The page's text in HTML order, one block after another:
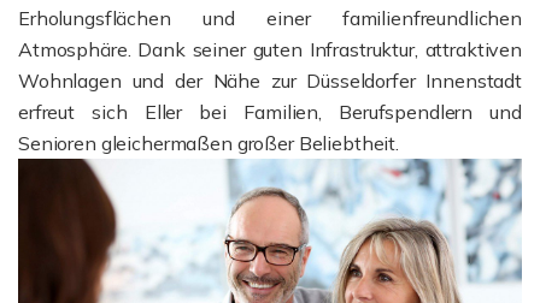
Erholungsflächen und einer familienfreundlichen
Atmosphäre. Dank seiner guten Infrastruktur, attraktiven
Wohnlagen und der Nähe zur Düsseldorfer Innenstadt
erfreut sich Eller bei Familien, Berufspendlern und
Senioren gleichermaßen großer Beliebtheit.